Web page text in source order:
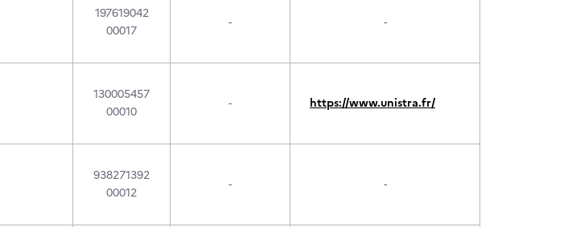
197619042
00017
- -
130005457
00010
- https://www.unistra.fr/
938271392
00012
- -